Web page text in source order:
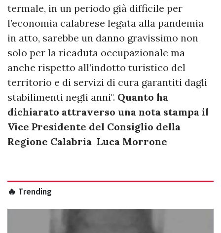
termale, in un periodo già difficile per
l’economia calabrese legata alla pandemia
in atto, sarebbe un danno gravissimo non
solo per la ricaduta occupazionale ma
anche rispetto all’indotto turistico del
territorio e di servizi di cura garantiti dagli
stabilimenti negli anni". Quanto ha
dichiarato attraverso una nota stampa il
Vice Presidente del Consiglio della
Regione Calabria Luca Morrone
🔥 Trending